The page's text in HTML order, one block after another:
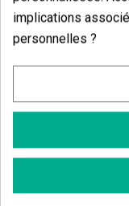
implications
personnelles ?